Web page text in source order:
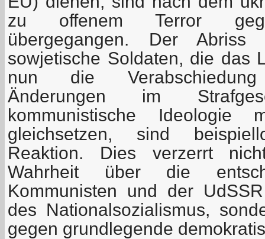
zu offenem Terror
übergegangen. Der
sowjetische Soldaten, die das
nun die Verabschiedung
Änderungen im
kommunistische Ideologie
gleichsetzen, sind
Reaktion. Dies verzerrt
Wahrheit über die
Kommunisten und der
des Nationalsozialismus,
gegen grundlegende